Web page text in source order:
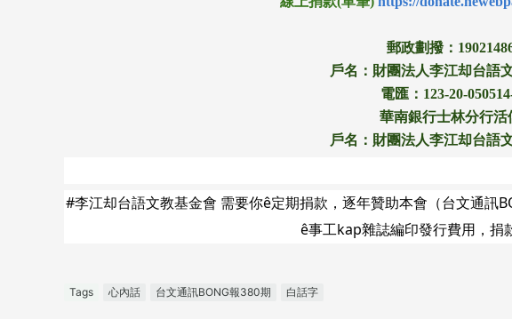
郵政劃撥：
戶名：財團法人李江却台語
電匯：123-20-
華南銀行士林分行活
戶名：財團法人李江却台語
#李江却台語文教基金會 需要你ê定期捐款，逐年贊助本會（台文通訊
ê事工kap雜誌編印發行費用，捐
Tags 心內話 台文通訊BONG報380期 白話字